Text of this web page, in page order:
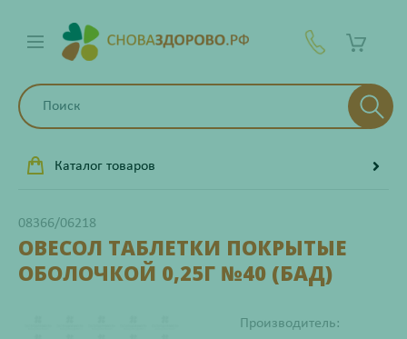
Каталог товаров
08366/06218
ОВЕСОЛ ТАБЛЕТКИ ПОКРЫТЫЕ
ОБОЛОЧКОЙ 0,25Г №40 (БАД)
Производитель: